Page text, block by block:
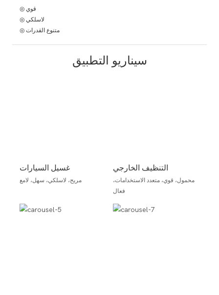
◎ قوي
◎ لاسلكي
◎ متنوع القدرات
سيناريو التطبيق
غسيل السيارات
مريح، لاسلكي، سهل، لامع
التنظيف الخارجي
محمول، قوي، متعدد الاستخدامات،
فعال